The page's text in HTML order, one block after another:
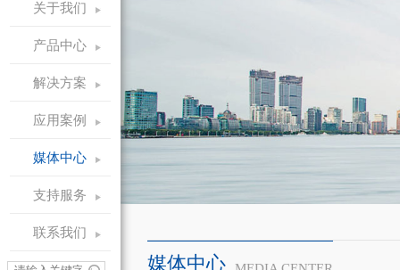
关于我们
产品中心
解决方案
应用案例
媒体中心
支持服务
联系我们
媒体中心